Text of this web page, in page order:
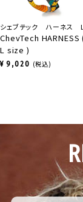
SUM56
購入者
40代 男性
シェブテック ハーネス L
ChevTech HARNESS
L size )
¥ 9,020 税込